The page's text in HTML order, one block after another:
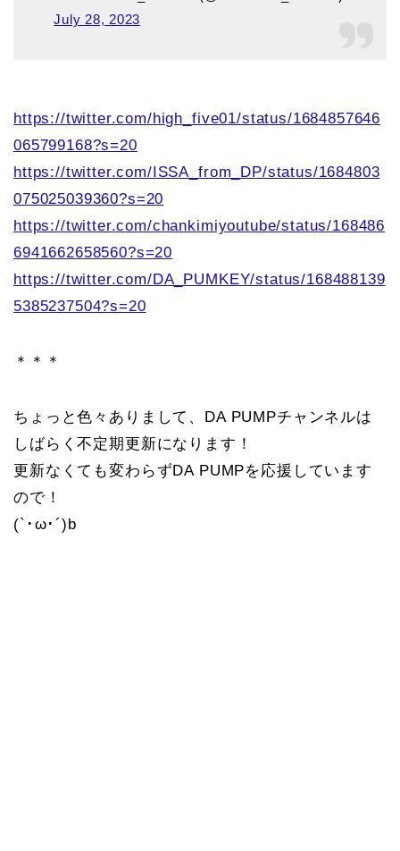
July 28, 2023
https://twitter.com/high_five01/status/1684857646
065799168?s=20
https://twitter.com/ISSA_from_DP/status/1684803
075025039360?s=20
https://twitter.com/chankimiyoutube/status/168486
6941662658560?s=20
https://twitter.com/DA_PUMKEY/status/168488139
5385237504?s=20
＊＊＊
ちょっと色々ありまして、DA PUMPチャンネルは
しばらく不定期更新になります！
更新なくても変わらずDA PUMPを応援しています
ので！
(`･ω･´)b